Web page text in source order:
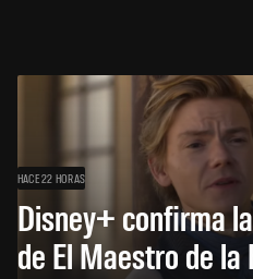
HACE 22 HORAS
Disney+ confirma
de El Maestro de la